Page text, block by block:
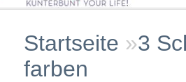
Startseite »3
farben